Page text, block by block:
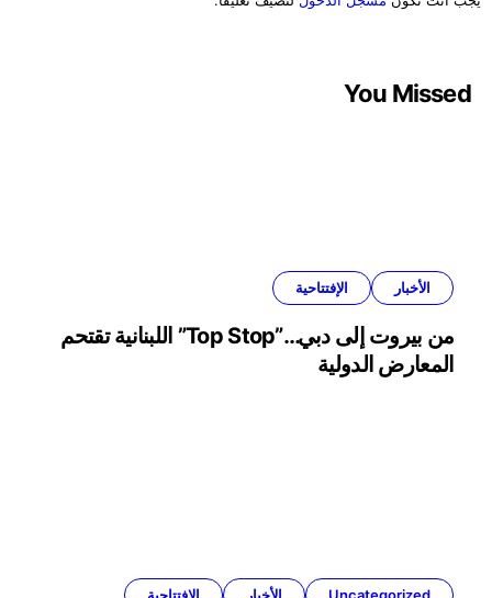
You Missed
الأخبار الإفتتاحية
من بيروت إلى دبي…”Top Stop” اللبنانية تقتحم
المعارض الدولية